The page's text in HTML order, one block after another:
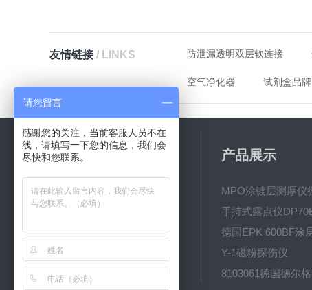
友情链接/ LINKS 防泄漏透明双层软连接
空气净化器 试剂盒品牌
公司简介
新闻动态
技术文章
产品展示
手持式露点仪
Y-1磁粉探伤仪
请您留言
感谢您的关注，当前客服人员不在
线，请填写一下您的信息，我们会
尽快和您联系。